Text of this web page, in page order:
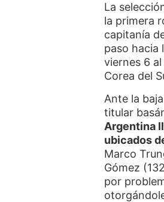
La
la primera
capitanía
paso hacia
viernes 6
Corea del
Ante la
titular
Argentina
ubicados
Marco
Gómez
por